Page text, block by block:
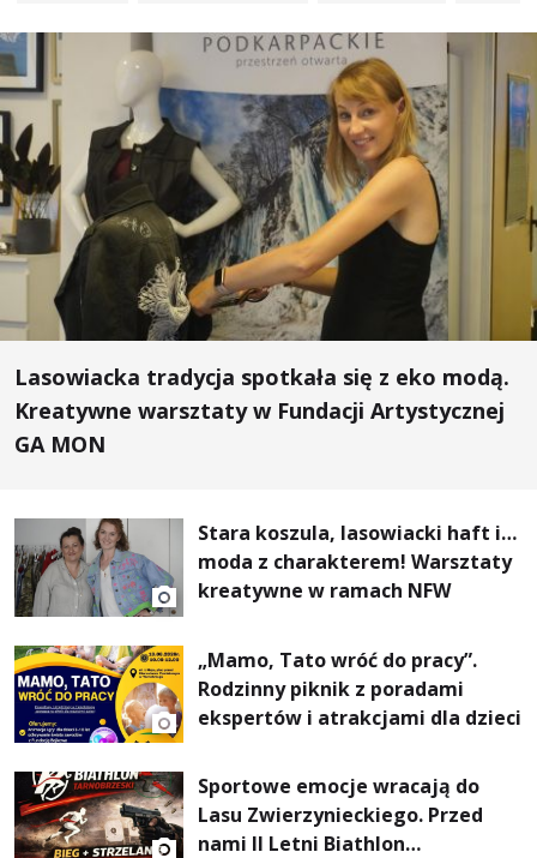
Lasowiacka tradycja spotkała się z eko modą.
Kreatywne warsztaty w Fundacji Artystycznej
GA MON
Stara koszula, lasowiacki haft i…
moda z charakterem! Warsztaty
kreatywne w ramach NFW
„Mamo, Tato wróć do pracy”.
Rodzinny piknik z poradami
ekspertów i atrakcjami dla dzieci
Sportowe emocje wracają do
Lasu Zwierzynieckiego. Przed
nami II Letni Biathlon